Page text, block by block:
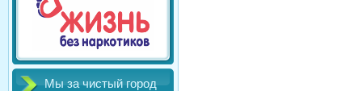
Мы за чистый город